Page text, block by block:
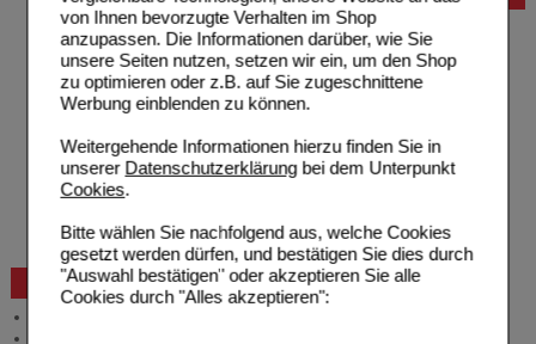
von Ihnen bevorzugte Verhalten im Shop
anzupassen. Die Informationen darüber, wie Sie
unsere Seiten nutzen, setzen wir ein, um den Shop
zu optimieren oder z.B. auf Sie zugeschnittene
Werbung einblenden zu können.
Weitergehende Informationen hierzu finden Sie in
unserer Datenschutzerklärungbei dem Unterpunkt
Cookies.
Bitte wählen Sie nachfolgend aus, welche Cookies
gesetzt werden dürfen, und bestätigen Sie dies durch
"Auswahl bestätigen" oder akzeptieren Sie alle
Cookies durch "Alles akzeptieren":
Hilfe zur Anmeldung
Hilfe zum Bestellvorgang
Zahlungsmöglichkeiten
Rezepte einlösen
Freiumschläge anfordern
Auslandsbestellung
Reklamation
Bestellschein
Beratung und Service